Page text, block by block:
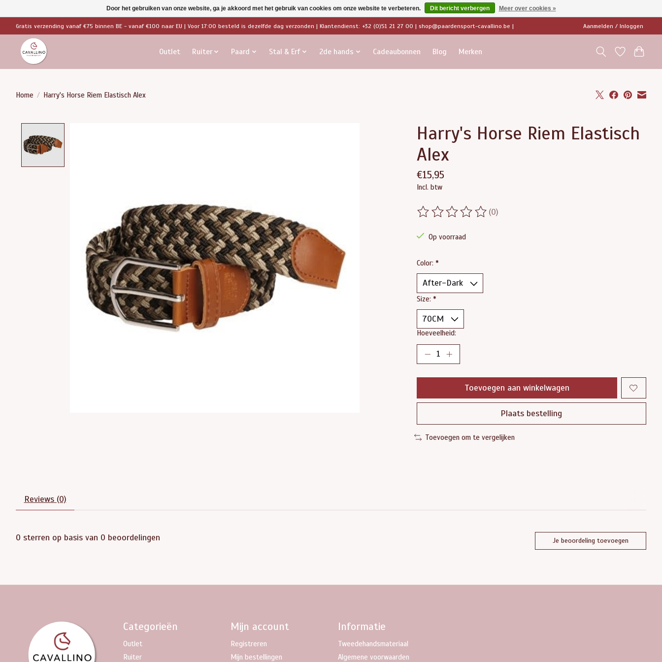
Gratis verzending vanaf €75 binnen BE - vanaf €100 naar EU | Voor 17:00 besteld is dezelfde dag verzonden | Klantendienst: +32 (0)51 21 27 00 | shop@paardensport-cavallino.be | Aanmelden / Inloggen
Outlet Ruiter Paard Stal & Erf 2de hands Cadeaubonnen Blog Merken
Home / Harry's Horse Riem Elastisch Alex
Harry's Horse Riem Elastisch
Alex
€15,95
Incl. btw
De beoordeling van dit product is
(0)
Op voorraad
Color: *
Size: *
Hoeveelheid:
Toevoegen aan winkelwagen
Plaats bestelling
Toevoegen om te vergelijken
Reviews (0)
0 sterren op basis van 0 beoordelingen Je beoordeling toevoegen
Categorieën
Outlet
Ruiter
Mijn account
Registreren
Mijn bestellingen
Informatie
Tweedehandsmateriaal
Algemene voorwaarden
Door het gebruiken van onze website, ga je akkoord met het gebruik van cookies om onze website te verbeteren. Dit bericht verbergen Meer over cookies »